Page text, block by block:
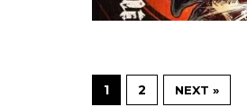
1 2 NEXT »